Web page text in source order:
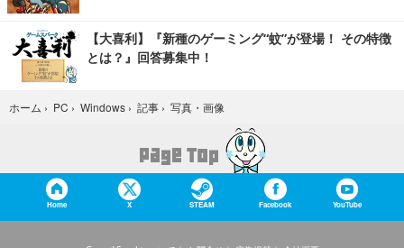
【大喜利】『新種のゲーミング“蚊”が登場！ その特徴
とは？』回答募集中！
ホーム › PC › Windows › 記事 › 写真・画像
Home X STEAM Facebook YouTube